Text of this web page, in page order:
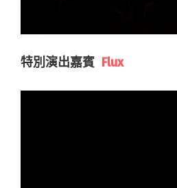
特別演出嘉賓 Flux